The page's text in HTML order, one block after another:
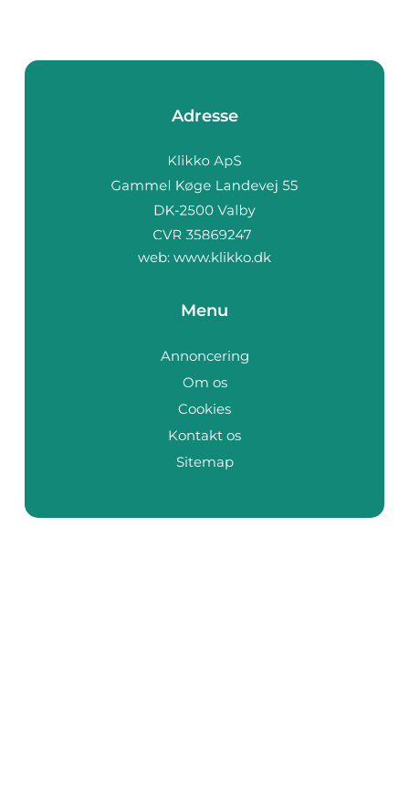
Adresse
web: www.klikko.dk
Menu
Annoncering
Om os
Cookies
Kontakt os
Sitemap